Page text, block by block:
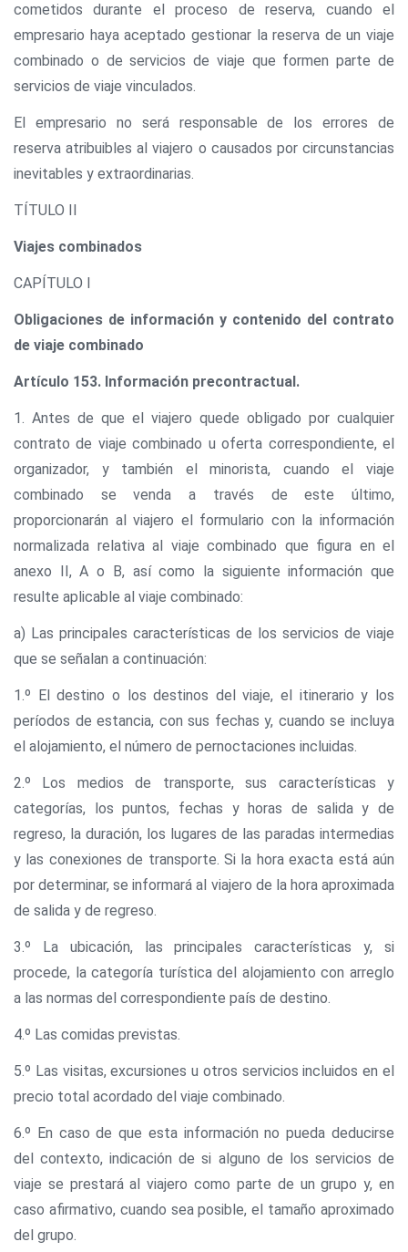
cometidos durante el proceso de reserva, cuando el
empresario haya aceptado gestionar la reserva de un viaje
combinado o de servicios de viaje que formen parte de
servicios de viaje vinculados.
El empresario no será responsable de los errores de
reserva atribuibles al viajero o causados por circunstancias
inevitables y extraordinarias.
TÍTULO II
Viajes combinados
CAPÍTULO I
Obligaciones de información y contenido del contrato
de viaje combinado
Artículo 153. Información precontractual.
1. Antes de que el viajero quede obligado por cualquier
contrato de viaje combinado u oferta correspondiente, el
organizador, y también el minorista, cuando el viaje
combinado se venda a través de este último,
proporcionarán al viajero el formulario con la información
normalizada relativa al viaje combinado que figura en el
anexo II, A o B, así como la siguiente información que
resulte aplicable al viaje combinado:
a) Las principales características de los servicios de viaje
que se señalan a continuación:
1.º El destino o los destinos del viaje, el itinerario y los
períodos de estancia, con sus fechas y, cuando se incluya
el alojamiento, el número de pernoctaciones incluidas.
2.º Los medios de transporte, sus características y
categorías, los puntos, fechas y horas de salida y de
regreso, la duración, los lugares de las paradas intermedias
y las conexiones de transporte. Si la hora exacta está aún
por determinar, se informará al viajero de la hora aproximada
de salida y de regreso.
3.º La ubicación, las principales características y, si
procede, la categoría turística del alojamiento con arreglo
a las normas del correspondiente país de destino.
4.º Las comidas previstas.
5.º Las visitas, excursiones u otros servicios incluidos en el
precio total acordado del viaje combinado.
6.º En caso de que esta información no pueda deducirse
del contexto, indicación de si alguno de los servicios de
viaje se prestará al viajero como parte de un grupo y, en
caso afirmativo, cuando sea posible, el tamaño aproximado
del grupo.